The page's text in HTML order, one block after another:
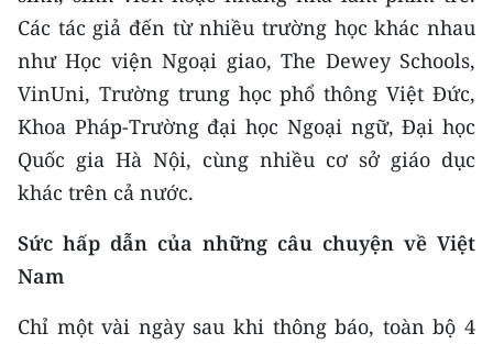
Các tác giả đến từ nhiều trường học khác nhau
như Học viện Ngoại giao, The Dewey Schools,
VinUni, Trường trung học phổ thông Việt Đức,
Khoa Pháp-Trường đại học Ngoại ngữ, Đại học
Quốc gia Hà Nội, cùng nhiều cơ sở giáo dục
khác trên cả nước.
Sức hấp dẫn của những câu chuyện về Việt
Nam
Chỉ một vài ngày sau khi thông báo, toàn bộ 4